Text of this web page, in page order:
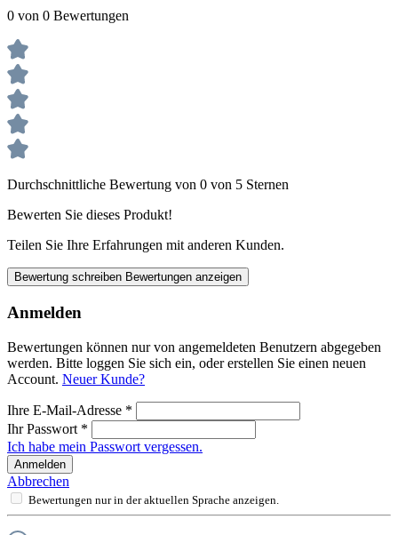
0 von 0 Bewertungen
Durchschnittliche Bewertung von 0 von 5 Sternen
Bewerten Sie dieses Produkt!
Teilen Sie Ihre Erfahrungen mit anderen Kunden.
Bewertung schreiben Bewertungen anzeigen
Anmelden
Bewertungen können nur von angemeldeten Benutzern abgegeben
werden. Bitte loggen Sie sich ein, oder erstellen Sie einen neuen
Account. Neuer Kunde?
Ihre E-Mail-Adresse *
Ihr Passwort *
Ich habe mein Passwort vergessen.
Anmelden
Abbrechen
Bewertungen nur in der aktuellen Sprache anzeigen.